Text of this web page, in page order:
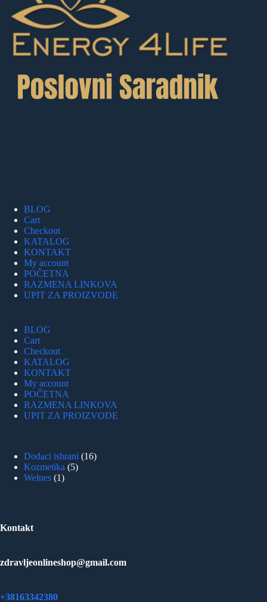
BLOG
Cart
Checkout
KATALOG
KONTAKT
My account
POČETNA
RAZMENA LINKOVA
UPIT ZA PROIZVODE
BLOG
Cart
Checkout
KATALOG
KONTAKT
My account
POČETNA
RAZMENA LINKOVA
UPIT ZA PROIZVODE
Dodaci ishrani 1616
Kozmetika 55
Welnes 11
Kontakt
zdravljeonlineshop@gmail.com
+38163342380